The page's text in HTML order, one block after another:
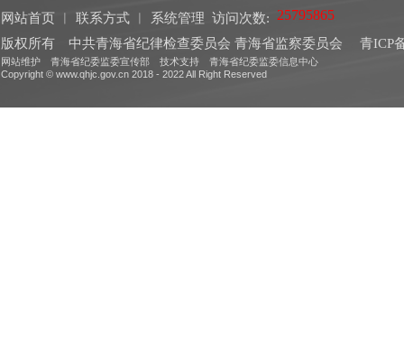
网站首页 联系方式 系统管理 访问次数:
版权所有 中共青海省纪律检查委员会 青海省监察委员会
青ICP
网站维护 青海省纪委监委宣传部 技术支持 青海省纪委监委信息中心
Copyright © www.qhjc.gov.cn 2018 - 2022 All Right Reserved